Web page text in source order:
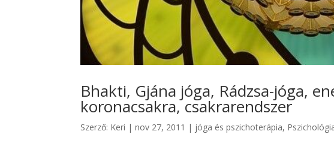
Bhakti, Gjána jóga, Rádzsa-jóga,
koronacsakra, csakrarendszer
Szerző: Keri |nov 27, 2011 | jóga és pszichoterápia,